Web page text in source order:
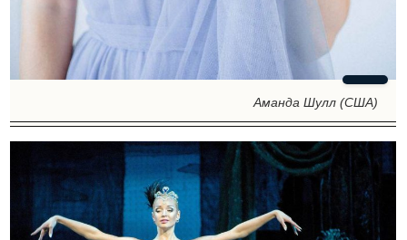
Аманда Шулл (США)